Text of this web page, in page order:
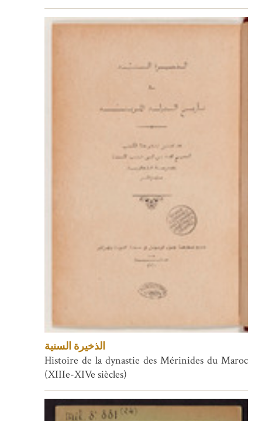
الذخيرة السنية
Histoire de la dynastie des Mérinides du Maroc
(XIIIe-XIVe siècles)